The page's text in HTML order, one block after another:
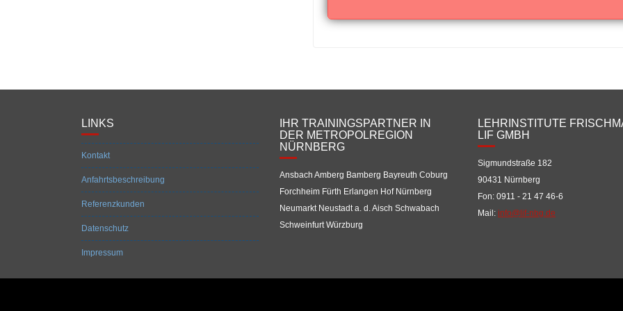
LINKS
Kontakt
Anfahrtsbeschreibung
Referenzkunden
Datenschutz
Impressum
IHR TRAININGSPARTNER IN
DER METROPOLREGION
NÜRNBERG
Ansbach Amberg Bamberg Bayreuth Coburg
Forchheim Fürth Erlangen Hof Nürnberg
Neumarkt Neustadt a. d. Aisch Schwabach
Schweinfurt Würzburg
LEHRINSTITUTE
LIF GMBH
Sigmundstraße 182
90431 Nürnberg
Fon: 0911 - 21 47 46-6
Mail: info@lif-nbg.de